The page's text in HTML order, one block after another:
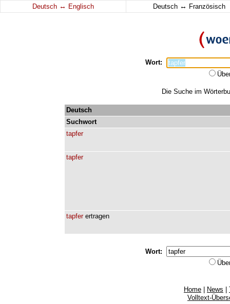
Deutsch ↔ Englisch Deutsch ↔ Französisch
Wort:
Die Suche im
Deutsch
Suchwort
tapfer
tapfer
tapfer ertragen
Wort:
Home News
Volltext-